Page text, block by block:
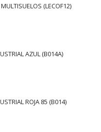
(LECOF12)
AZUL (B014A)
ROJA 85 (B014)